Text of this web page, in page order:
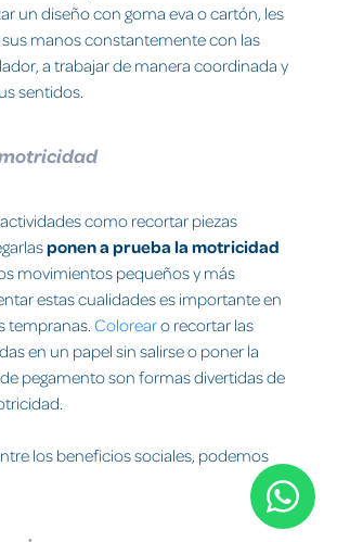
un diseño con goma eva o cartón, les
sus manos constantemente con las
a trabajar de manera coordinada y
sentidos.
como recortar piezas
ponen a prueba la motricidad
movimientos pequeños y más
estas cualidades es importante en
tempranas. Colorearo recortar las
en un papel sin salirse o poner la
pegamento son formas divertidas de
los beneficios sociales, podemos